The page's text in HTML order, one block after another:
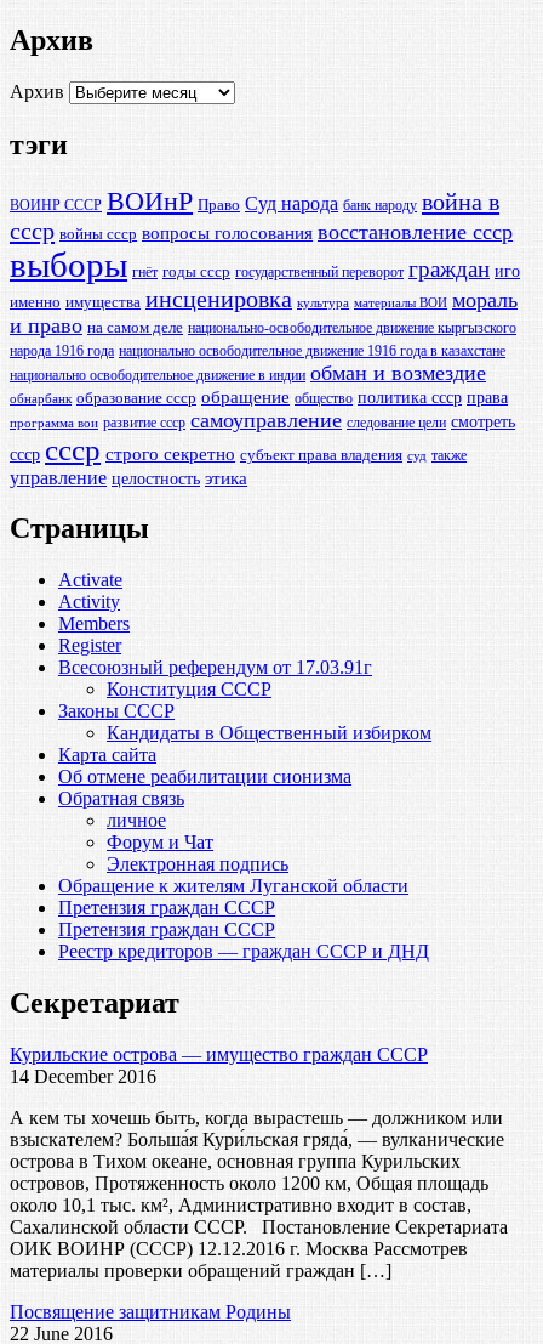
Архив
Архив
тэги
ВОИНР СССР ВОИнР Право Суд народа банк народу война в
ссср войны ссср вопросы голосования восстановление ссср
выборы гнёт годы ссср государственный переворот граждан иго
именно имущества инсценировка культура материалы ВОИ мораль
и право на самом деле национально-освободительное движение кыргызского
народа 1916 года национально освободительное движение 1916 года в казахстане
национально освободительное движение в индии обман и возмездие
обнарбанк образование ссср обращение общество политика ссср права
программа вои развитие ссср самоуправление следование цели смотреть
ссср ссср строго секретно субъект права владения суд также
управление целостность этика
Страницы
Activate
Activity
Members
Register
Всесоюзный референдум от 17.03.91г
Конституция СССР
Законы СССР
Кандидаты в Общественный избирком
Карта сайта
Об отмене реабилитации сионизма
Обратная связь
личное
Форум и Чат
Электронная подпись
Обращение к жителям Луганской области
Претензия граждан СССР
Претензия граждан СССР
Реестр кредиторов — граждан СССР и ДНД
Секретариат
Курильские острова — имущество граждан СССР
14 December 2016
А кем ты хочешь быть, когда вырастешь — должником или
взыскателем? Больша́я Кури́льская гряда́, — вулканические
острова в Тихом океане, основная группа Курильских
островов, Протяженность около 1200 км, Общая площадь
около 10,1 тыс. км², Административно входит в состав,
Сахалинской области СССР. Постановление Секретариата
ОИК ВОИНР (СССР) 12.12.2016 г. Москва Рассмотрев
материалы проверки обращений граждан […]
Посвящение защитникам Родины
22 June 2016